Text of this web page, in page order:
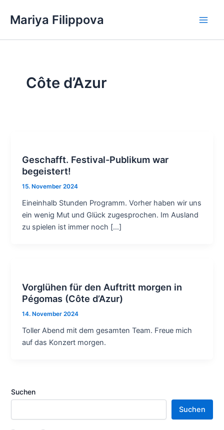
InhaltMariya Filippova
Côte d’Azur
Geschafft. Festival-Publikum war
begeistert!
15. November 2024
Eineinhalb Stunden Programm. Vorher haben wir uns
ein wenig Mut und Glück zugesprochen. Im Ausland
zu spielen ist immer noch […]
Vorglühen für den Auftritt morgen in
Pégomas (Côte d’Azur)
14. November 2024
Toller Abend mit dem gesamten Team. Freue mich
auf das Konzert morgen.
Suchen
Suchen